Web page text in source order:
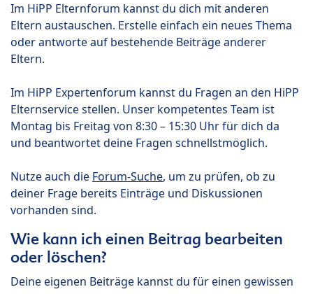
Im HiPP Elternforum kannst du dich mit anderen
Eltern austauschen. Erstelle einfach ein neues Thema
oder antworte auf bestehende Beiträge anderer
Eltern.
Im HiPP Expertenforum kannst du Fragen an den HiPP
Elternservice stellen. Unser kompetentes Team ist
Montag bis Freitag von 8:30 – 15:30 Uhr für dich da
und beantwortet deine Fragen schnellstmöglich.
Nutze auch die Forum-Suche, um zu prüfen, ob zu
deiner Frage bereits Einträge und Diskussionen
vorhanden sind.
Wie kann ich einen Beitrag bearbeiten
oder löschen?
Deine eigenen Beiträge kannst du für einen gewissen